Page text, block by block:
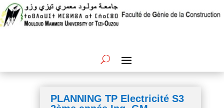
PLANNING TP Electricité S3